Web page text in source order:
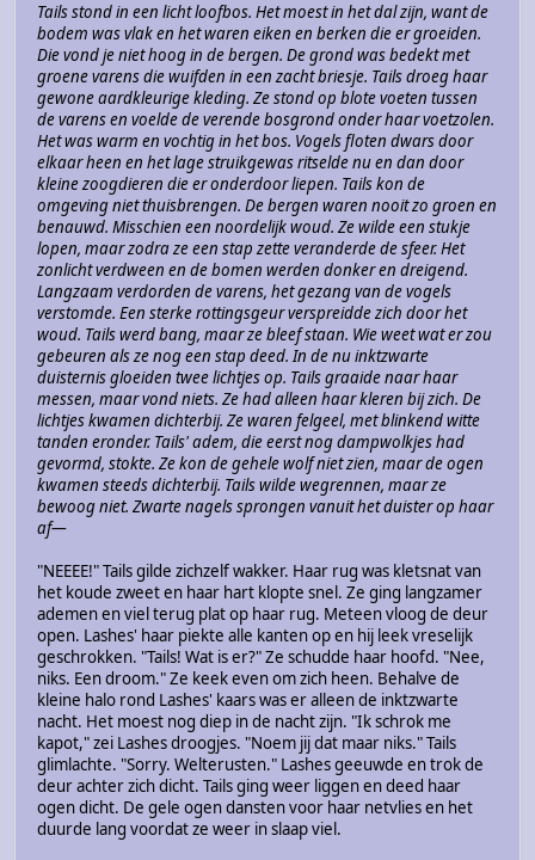
Tails stond in een licht loofbos. Het moest in het dal zijn, want de
bodem was vlak en het waren eiken en berken die er groeiden.
Die vond je niet hoog in de bergen. De grond was bedekt met
groene varens die wuifden in een zacht briesje. Tails droeg haar
gewone aardkleurige kleding. Ze stond op blote voeten tussen
de varens en voelde de verende bosgrond onder haar voetzolen.
Het was warm en vochtig in het bos. Vogels floten dwars door
elkaar heen en het lage struikgewas ritselde nu en dan door
kleine zoogdieren die er onderdoor liepen. Tails kon de
omgeving niet thuisbrengen. De bergen waren nooit zo groen en
benauwd. Misschien een noordelijk woud. Ze wilde een stukje
lopen, maar zodra ze een stap zette veranderde de sfeer. Het
zonlicht verdween en de bomen werden donker en dreigend.
Langzaam verdorden de varens, het gezang van de vogels
verstomde. Een sterke rottingsgeur verspreidde zich door het
woud. Tails werd bang, maar ze bleef staan. Wie weet wat er zou
gebeuren als ze nog een stap deed. In de nu inktzwarte
duisternis gloeiden twee lichtjes op. Tails graaide naar haar
messen, maar vond niets. Ze had alleen haar kleren bij zich. De
lichtjes kwamen dichterbij. Ze waren felgeel, met blinkend witte
tanden eronder. Tails' adem, die eerst nog dampwolkjes had
gevormd, stokte. Ze kon de gehele wolf niet zien, maar de ogen
kwamen steeds dichterbij. Tails wilde wegrennen, maar ze
bewoog niet. Zwarte nagels sprongen vanuit het duister op haar
af—
"NEEEE!" Tails gilde zichzelf wakker. Haar rug was kletsnat van
het koude zweet en haar hart klopte snel. Ze ging langzamer
ademen en viel terug plat op haar rug. Meteen vloog de deur
open. Lashes' haar piekte alle kanten op en hij leek vreselijk
geschrokken. "Tails! Wat is er?" Ze schudde haar hoofd. "Nee,
niks. Een droom." Ze keek even om zich heen. Behalve de
kleine halo rond Lashes' kaars was er alleen de inktzwarte
nacht. Het moest nog diep in de nacht zijn. "Ik schrok me
kapot," zei Lashes droogjes. "Noem jij dat maar niks." Tails
glimlachte. "Sorry. Welterusten." Lashes geeuwde en trok de
deur achter zich dicht. Tails ging weer liggen en deed haar
ogen dicht. De gele ogen dansten voor haar netvlies en het
duurde lang voordat ze weer in slaap viel.